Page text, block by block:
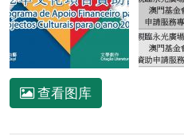
查看图库